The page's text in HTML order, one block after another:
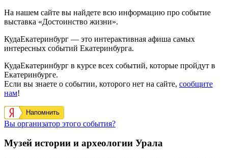
На нашем сайте вы найдете всю информацию про событие
выставка «Достоинство жизни».
КудаЕкатеринбург — это интерактивная афиша самых
интересных событий Екатеринбурга.
КудаЕкатеринбург в курсе всех событий, которые пройдут в
Екатеринбурге.
Если вы знаете о событии, которого нет на сайте, сообщите
нам!
Напомнить
Вы организатор этого события?
Музей истории и археологии Урала